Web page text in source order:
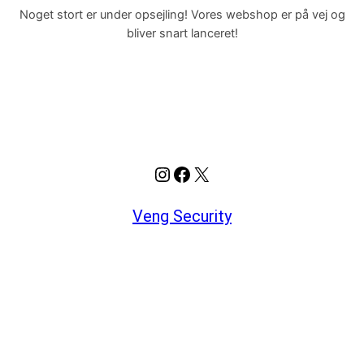
Noget stort er under opsejling! Vores webshop er på vej og
bliver snart lanceret!
Instagram
Facebook
X
Veng Security